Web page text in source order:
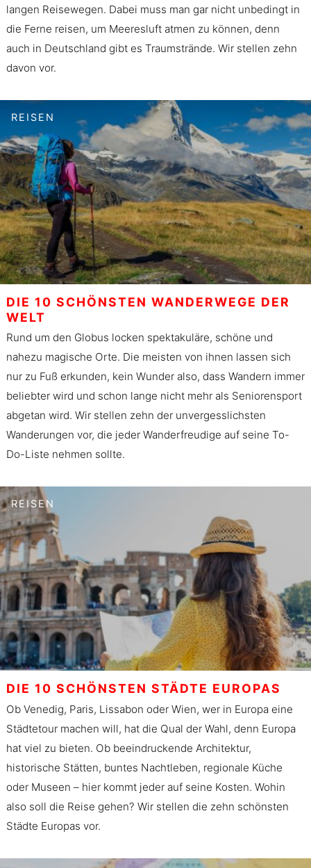
langen Reisewegen. Dabei muss man gar nicht unbedingt in
die Ferne reisen, um Meeresluft atmen zu können, denn
auch in Deutschland gibt es Traumstrände. Wir stellen zehn
davon vor.
REISEN
DIE 10 SCHÖNSTEN WANDERWEGE DER
WELT
Rund um den Globus locken spektakuläre, schöne und
nahezu magische Orte. Die meisten von ihnen lassen sich
nur zu Fuß erkunden, kein Wunder also, dass Wandern immer
beliebter wird und schon lange nicht mehr als Seniorensport
abgetan wird. Wir stellen zehn der unvergesslichsten
Wanderungen vor, die jeder Wanderfreudige auf seine To-
Do-Liste nehmen sollte.
REISEN
DIE 10 SCHÖNSTEN STÄDTE EUROPAS
Ob Venedig, Paris, Lissabon oder Wien, wer in Europa eine
Städtetour machen will, hat die Qual der Wahl, denn Europa
hat viel zu bieten. Ob beeindruckende Architektur,
historische Stätten, buntes Nachtleben, regionale Küche
oder Museen – hier kommt jeder auf seine Kosten. Wohin
also soll die Reise gehen? Wir stellen die zehn schönsten
Städte Europas vor.